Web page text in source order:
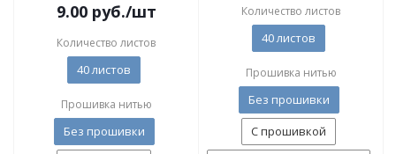
9.00руб./шт
Количество листов
40 листов
Прошивка нитью
Без прошивки
Количество листов
40 листов
Прошивка нитью
Без прошивки
С прошивкой